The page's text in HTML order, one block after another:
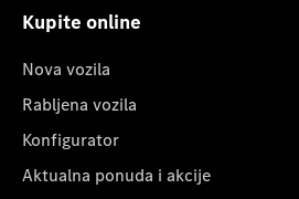
Kupite online
Nova vozila
Rabljena vozila
Konfigurator
Aktualna ponuda i akcije